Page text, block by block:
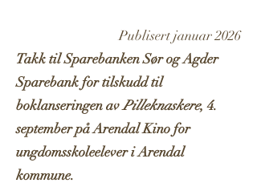
Publisert januar 2026
Takk til Sparebanken Sør og Agder
Sparebank for tilskudd til
boklanseringen avPilleknaskere, 4.
september på Arendal Kino for
ungdomsskoleelever i Arendal
kommune.